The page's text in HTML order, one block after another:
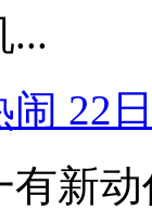
...
22
有新